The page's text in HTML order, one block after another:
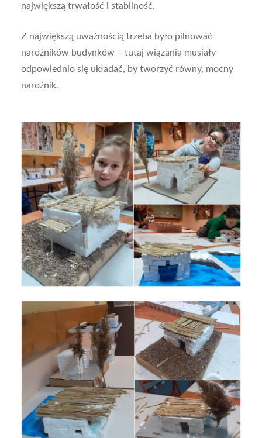
największą trwałość i stabilność.
Z największą uważnością trzeba było pilnować
narożników budynków – tutaj wiązania musiały
odpowiednio się układać, by tworzyć równy, mocny
narożnik.